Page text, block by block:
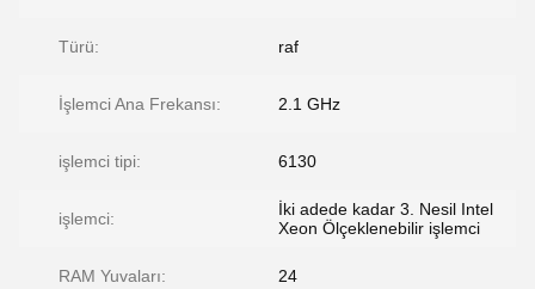
Türü: raf
İşlemci Ana Frekansı: 2.1 GHz
işlemci tipi: 6130
işlemci:
İki adede kadar 3. Nesil Intel
Xeon Ölçeklenebilir işlemci
RAM Yuvaları: 24